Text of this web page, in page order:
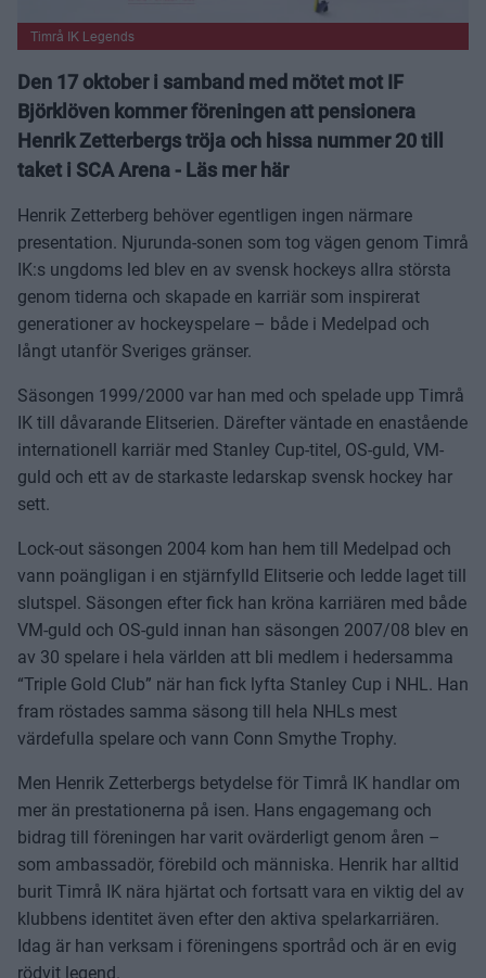
Timrå IK Legends
Den 17 oktober i samband med mötet mot IF
Björklöven kommer föreningen att pensionera
Henrik Zetterbergs tröja och hissa nummer 20 till
taket i SCA Arena - Läs mer här
Henrik Zetterberg behöver egentligen ingen närmare
presentation. Njurunda-sonen som tog vägen genom Timrå
IK:s ungdoms led blev en av svensk hockeys allra största
genom tiderna och skapade en karriär som inspirerat
generationer av hockeyspelare – både i Medelpad och
långt utanför Sveriges gränser.
Säsongen 1999/2000 var han med och spelade upp Timrå
IK till dåvarande Elitserien. Därefter väntade en enastående
internationell karriär med Stanley Cup-titel, OS-guld, VM-
guld och ett av de starkaste ledarskap svensk hockey har
sett.
Lock-out säsongen 2004 kom han hem till Medelpad och
vann poängligan i en stjärnfylld Elitserie och ledde laget till
slutspel. Säsongen efter fick han kröna karriären med både
VM-guld och OS-guld innan han säsongen 2007/08 blev en
av 30 spelare i hela världen att bli medlem i hedersamma
“Triple Gold Club” när han fick lyfta Stanley Cup i NHL. Han
fram röstades samma säsong till hela NHLs mest
värdefulla spelare och vann Conn Smythe Trophy.
Men Henrik Zetterbergs betydelse för Timrå IK handlar om
mer än prestationerna på isen. Hans engagemang och
bidrag till föreningen har varit ovärderligt genom åren –
som ambassadör, förebild och människa. Henrik har alltid
burit Timrå IK nära hjärtat och fortsatt vara en viktig del av
klubbens identitet även efter den aktiva spelarkarriären.
Idag är han verksam i föreningens sportråd och är en evig
rödvit legend.